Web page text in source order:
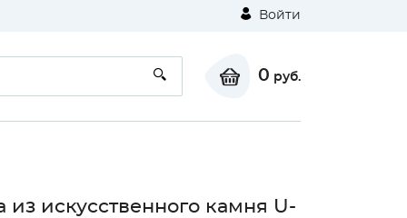
Войти
0 руб.
из искусственного камня U-